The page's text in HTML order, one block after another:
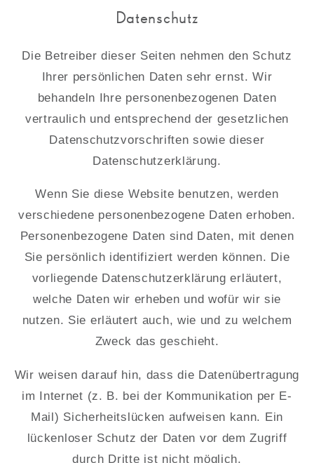
Datenschutz
Die Betreiber dieser Seiten nehmen den Schutz
Ihrer persönlichen Daten sehr ernst. Wir
behandeln Ihre personenbezogenen Daten
vertraulich und entsprechend der gesetzlichen
Datenschutzvorschriften sowie dieser
Datenschutzerklärung.
Wenn Sie diese Website benutzen, werden
verschiedene personenbezogene Daten erhoben.
Personenbezogene Daten sind Daten, mit denen
Sie persönlich identifiziert werden können. Die
vorliegende Datenschutzerklärung erläutert,
welche Daten wir erheben und wofür wir sie
nutzen. Sie erläutert auch, wie und zu welchem
Zweck das geschieht.
Wir weisen darauf hin, dass die Datenübertragung
im Internet (z. B. bei der Kommunikation per E-
Mail) Sicherheitslücken aufweisen kann. Ein
lückenloser Schutz der Daten vor dem Zugriff
durch Dritte ist nicht möglich.